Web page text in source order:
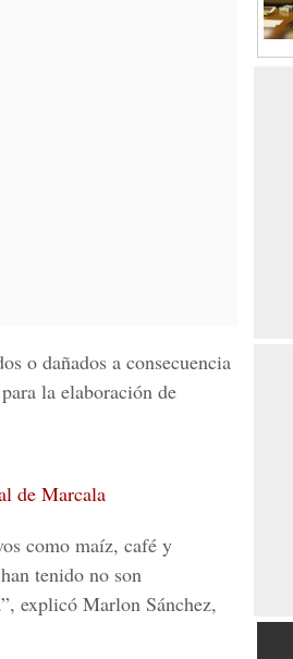
o dañados a consecuencia
la elaboración de
de Marcala
como maíz, café y
tenido no son
explicó Marlon Sánchez,